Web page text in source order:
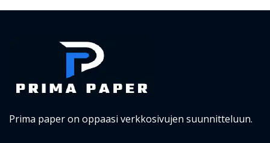
Prima paper on oppaasi verkkosivujen suunnitteluun.